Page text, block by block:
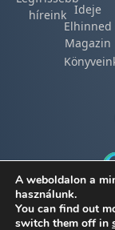
híreink​ Ideje
Elhinned
Magazin
A weboldalon a
használunk.
You can find out
switch them off in